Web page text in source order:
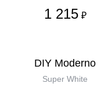
1 215 ₽
DIY Moderno
Super White